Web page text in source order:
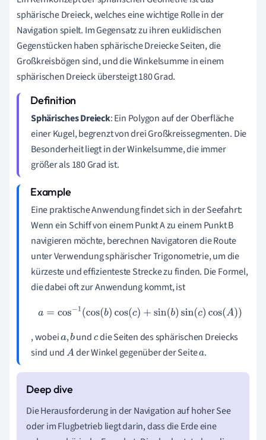
sphärische Dreieck, welches eine wichtige Rolle in der
Navigation spielt. Im Gegensatz zu ihren euklidischen
Gegenstücken haben sphärische Dreiecke Seiten, die
Großkreisbögen sind, und die Winkelsumme in einem
sphärischen Dreieck übersteigt 180 Grad.
Sphärisches Dreieck: Ein Polygon auf der Oberfläche
einer Kugel, begrenzt von drei Großkreissegmenten. Die
Besonderheit liegt in der Winkelsumme, die immer
größer als 180 Grad ist.
Eine praktische Anwendung findet sich in der Seefahrt:
Wenn ein Schiff von einem Punkt A zu einem Punkt B
navigieren möchte, berechnen Navigatoren die Route
unter Verwendung sphärischer Trigonometrie, um die
kürzeste und effizienteste Strecke zu finden. Die Formel,
die dabei oft zur Anwendung kommt, ist
a=cos−1(cos( b)cos(c +sin(b)sin(c)cos( A))
, wobeia,bundcdie Seiten des sphärischen Dreiecks
sind undA der Winkel gegenüber der Seitea.
Die Herausforderung in der Navigation auf hoher See
oder im Flugbetrieb liegt darin, dass die Erde eine